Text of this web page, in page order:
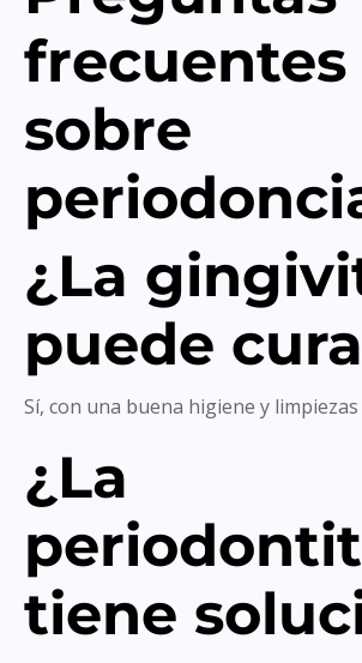
frecuentes
sobre
¿La
puede
Sí, con una buena higiene y
¿La
tiene